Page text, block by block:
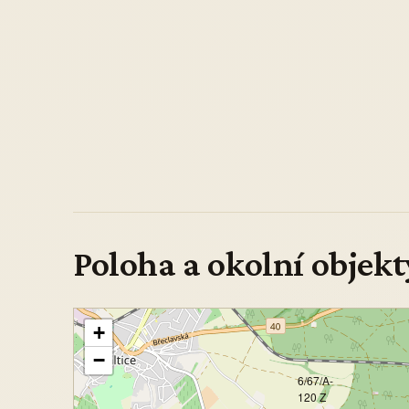
Poloha a okolní
6/67/A-
120 Z
+
−